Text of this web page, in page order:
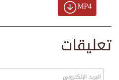
MP4
تعليقات